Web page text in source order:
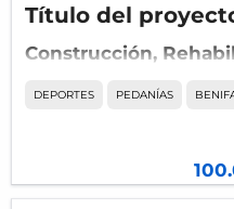
Título del
Construcción,
La presente
DEPORTES PEDANÍAS